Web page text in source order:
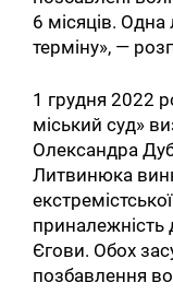
6 місяців.
терміну», —
1 грудня 2022
міський суд»
Олександра
Литвинюка
приналежність
Єгови. Обох
позбавлення